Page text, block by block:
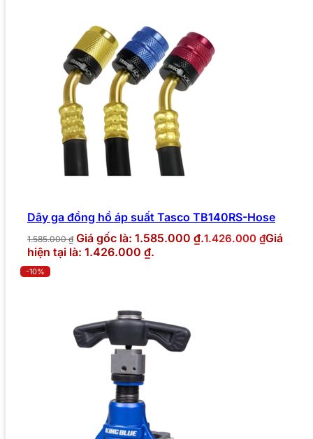
Dây ga đồng hồ áp suất Tasco TB140RS-Hose
1.585.000₫ Giá gốc là: 1.585.000 ₫.1.426.000 ₫Giá
hiện tại là: 1.426.000 ₫.
-10%